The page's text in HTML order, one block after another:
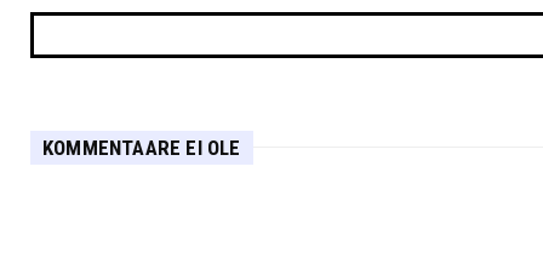
KOMMENTAARE EI OLE